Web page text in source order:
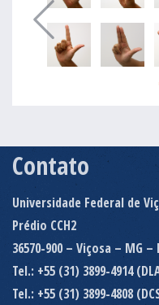
Contato
Universidade Federal de
Prédio CCH2
36570-900 – Viçosa – MG –
Tel.: +55 (31) 3899-4914
Tel.: +55 (31) 3899-4808